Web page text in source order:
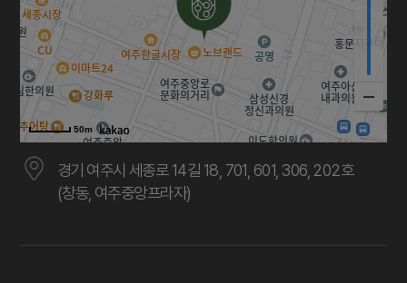
50m
경기 여주시 세종로 14길 18, 701, 601, 306, 202호
(창동, 여주중앙프라자)